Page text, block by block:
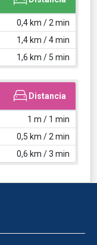
0,4 km / 2 min
1,4 km / 4 min
1,6 km / 5 min
Distancia
1 m / 1 min
0,5 km / 2 min
0,6 km / 3 min